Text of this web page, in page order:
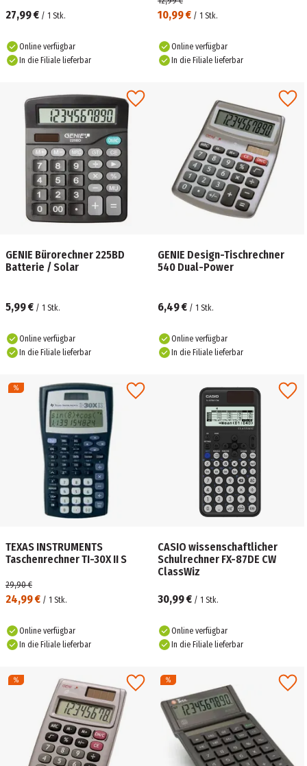
27,99 € / 1 Stk.
Online verfügbar
In die Filiale lieferbar
10,99 € / 1 Stk.
Online verfügbar
In die Filiale lieferbar
GENIE Bürorechner 225BD
Batterie / Solar
5,99 € / 1 Stk.
Online verfügbar
In die Filiale lieferbar
GENIE Design-Tischrechner
540 Dual-Power
6,49 € / 1 Stk.
Online verfügbar
In die Filiale lieferbar
TEXAS INSTRUMENTS
Taschenrechner TI-30X II S
24,99 € / 1 Stk.
29,90 €
Online verfügbar
In die Filiale lieferbar
CASIO wissenschaftlicher
Schulrechner FX-87DE CW
ClassWiz
30,99 € / 1 Stk.
Online verfügbar
In die Filiale lieferbar